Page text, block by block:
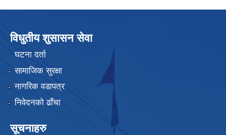
विधुतीय शुसासन सेवा
घटना दर्ता
सामाजिक सुरक्षा
नागरिक वडापत्र
निवेदनको ढाँचा
सूचनाहरु